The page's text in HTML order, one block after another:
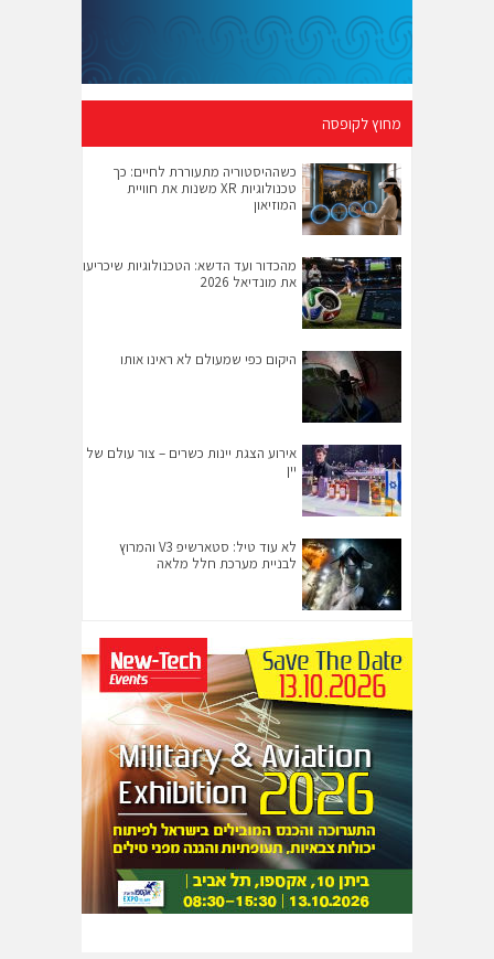
מחוץ לקופסה
כשההיסטוריה מתעוררת לחיים: כך
טכנולוגיות XR משנות את חוויית
המוזיאון
מהכדור ועד הדשא: הטכנולוגיות שיכריעו
את מונדיאל 2026
היקום כפי שמעולם לא ראינו אותו
אירוע הצגת יינות כשרים – צור עולם של
יין
לא עוד טיל: סטארשיפ V3 והמרוץ
לבניית מערכת חלל מלאה